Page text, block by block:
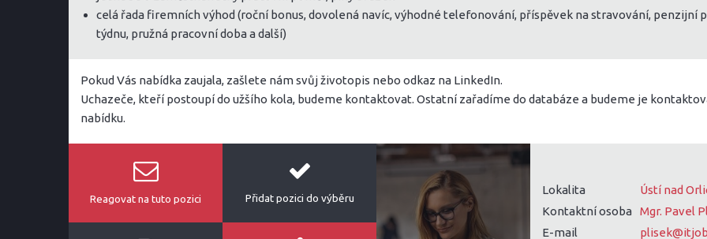
celá řada firemních výhod (roční bonus, dovolená navíc, výhodné telefonování, příspěvek na stravování, penzijní
týdnu, pružná pracovní doba a další)
Pokud Vás nabídka zaujala, zašlete nám svůj životopis nebo odkaz na LinkedIn.
Uchazeče, kteří postoupí do užšího kola, budeme kontaktovat. Ostatní zařadíme do databáze a budeme je
nabídku.
Reagovat na tuto pozici Přidat pozici do výběru
Lokalita
Ústí nad
Kontaktní osoba Mgr. Pavel
E-mail